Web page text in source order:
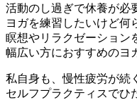
活動のし過ぎで休養が必
ヨガを練習したいけど何
瞑想やリラクゼーション
幅広い方におすすめのヨ
私自身も、慢性疲労が続
セルフプラクティスでひ